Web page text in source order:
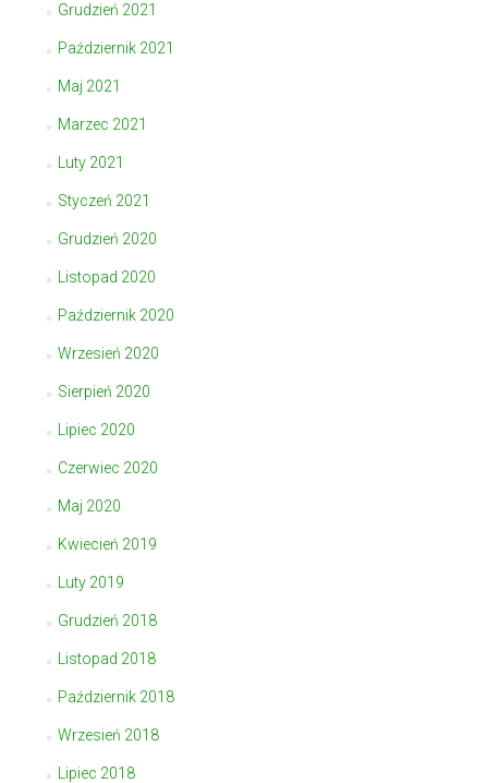
Grudzień 2021
Październik 2021
Maj 2021
Marzec 2021
Luty 2021
Styczeń 2021
Grudzień 2020
Listopad 2020
Październik 2020
Wrzesień 2020
Sierpień 2020
Lipiec 2020
Czerwiec 2020
Maj 2020
Kwiecień 2019
Luty 2019
Grudzień 2018
Listopad 2018
Październik 2018
Wrzesień 2018
Lipiec 2018